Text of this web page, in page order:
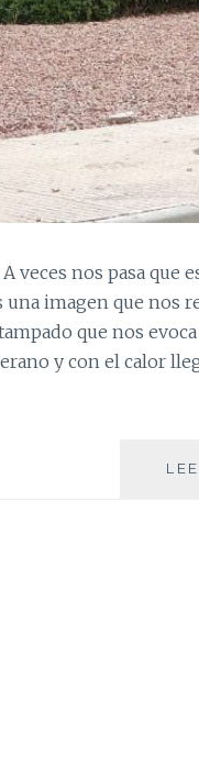
veces nos pasa
imagen que nos
que nos
y con el calor